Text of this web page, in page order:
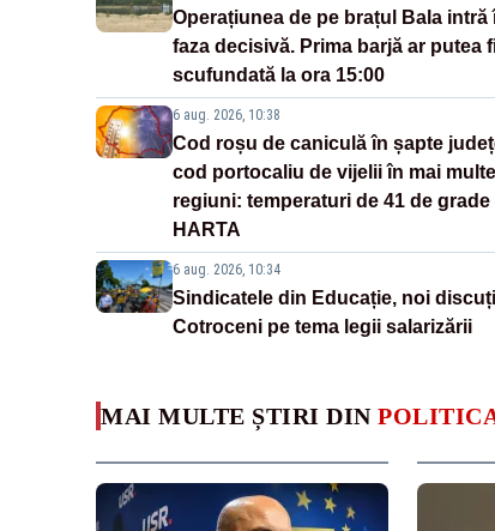
Operațiunea de pe brațul Bala intră
faza decisivă. Prima barjă ar putea
scufundată la ora 15:00
6 aug. 2026, 10:38
Cod roșu de caniculă în șapte
cod portocaliu de vijelii în mai multe
regiuni: temperaturi de 41 de grade
HARTA
6 aug. 2026, 10:34
Sindicatele din Educație, noi
Cotroceni pe tema legii salarizării
MAI MULTE ȘTIRI DIN